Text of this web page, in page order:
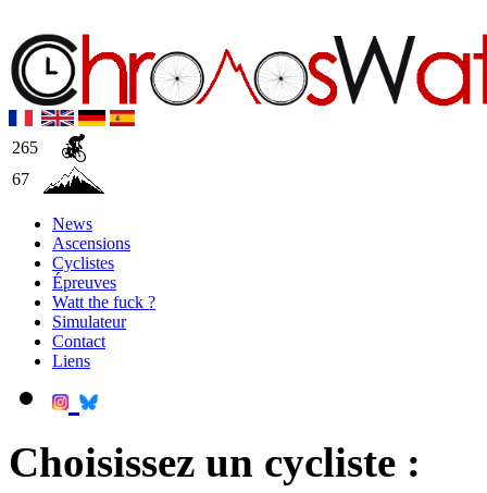
265
67
News
Ascensions
Cyclistes
Épreuves
Watt the fuck ?
Simulateur
Contact
Liens
Choisissez un cycliste :